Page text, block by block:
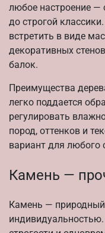
любое настроение —
до строгой
встретить в виде
декоративных
балок.
Преимущества
легко поддается
регулировать
пород, оттенков и
вариант для любого
Камень —
Камень —